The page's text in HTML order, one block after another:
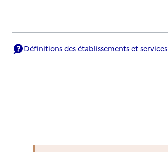
Définitions des établissements et services